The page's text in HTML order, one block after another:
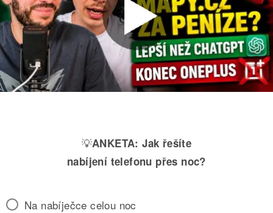
💡ANKETA: Jak řešíte
nabíjení telefonu přes noc?
Na nabíječce celou noc